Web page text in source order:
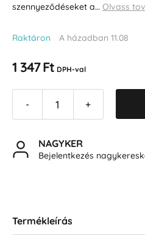
szennyeződéseket a… Olvass
Raktáron A házadban 11.08
1 347 Ft DPH-val
- +
NAGYKER
Bejelentkezés
Termékleírás